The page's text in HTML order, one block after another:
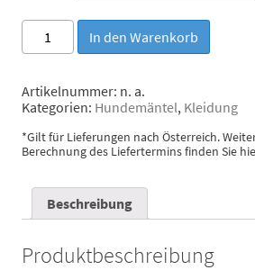
Chilly
Dogs
Bademantel
Robe"
Pink
In den Warenkorb
Artikelnummer: n. a.
Kategorien: Hundemäntel, Kleidung
*Gilt für Lieferungen nach Österreich.
Berechnung des Liefertermins finden Sie
Beschreibung
Produktbeschreibung